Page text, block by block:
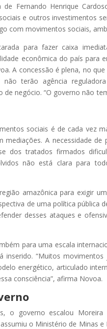
Fernando Henrique
e outros investimentos
com movimentos sociais,
para fazer caixa
econômica do país para
A concessão é plena, no
terão agência
negócio. “O governo não
sociais é de cada vez
mediações. A necessidade
dos tratados firmados
não está clara para
amazônica para exigir
de uma política pública
desses ataques e
para uma escala
“Muitos
energético, articulado
consciência”, afirma Novoa.
o governo escalou Moreira
o Ministério de Minas